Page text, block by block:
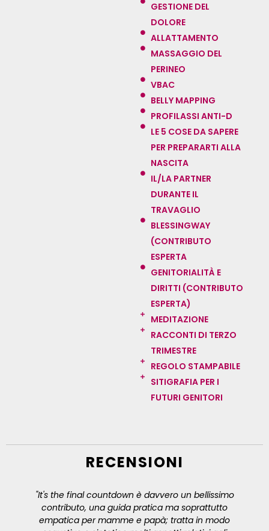
GESTIONE DEL
DOLORE
ALLATTAMENTO
MASSAGGIO DEL
PERINEO
VBAC
BELLY MAPPING
PROFILASSI ANTI-D
LE 5 COSE DA SAPERE
PER PREPARARTI ALLA
NASCITA
IL/LA PARTNER
DURANTE IL
TRAVAGLIO
BLESSINGWAY
(CONTRIBUTO
ESPERTA
GENITORIALITÀ E
DIRITTI (CONTRIBUTO
ESPERTA)
MEDITAZIONE
RACCONTI DI TERZO
TRIMESTRE
REGOLO STAMPABILE
SITIGRAFIA PER I
FUTURI GENITORI
RECENSIONI
"It's the final countdown è davvero un bellissimo
contributo, una guida pratica ma soprattutto
empatica per mamme e papà; tratta in modo